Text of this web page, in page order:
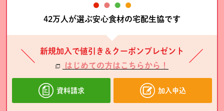
42万人が選ぶ安心食材の宅配生協です
新規加入で値引き＆クーポンプレゼント
はじめての方はこちらから！
資料請求 加入申込